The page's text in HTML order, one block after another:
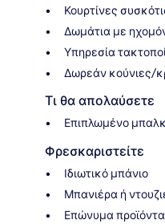
Κουρτίνες
Δωμάτια με
Υπηρεσία
Δωρεάν κούνιες/
Τι θα απολαύσετε
Επιπλωμένο
Φρεσκαριστείτε
Ιδιωτικό μπάνιο
Μπανιέρα ή
Επώνυμα